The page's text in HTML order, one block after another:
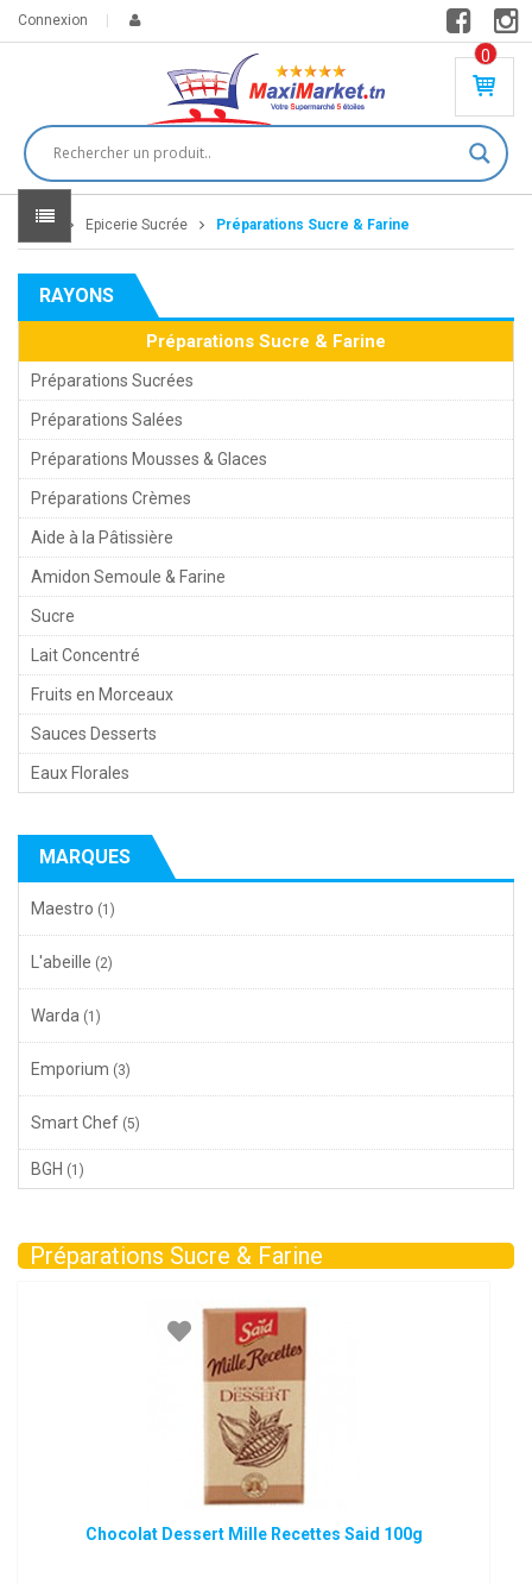
Connexion
0
PR
DU
IT(
S)
DT
Home Epicerie Sucrée Préparations Sucre & Farine
RAYONS
Préparations Sucre & Farine
Préparations Sucrées
Préparations Salées
Préparations Mousses & Glaces
Préparations Crèmes
Aide à la Pâtissière
Amidon Semoule & Farine
Sucre
Lait Concentré
Fruits en Morceaux
Sauces Desserts
Eaux Florales
MARQUES
Maestro (1)
L'abeille (2)
Warda (1)
Emporium (3)
Smart Chef (5)
BGH (1)
Préparations Sucre & Farine
Chocolat Dessert Mille Recettes Said 100g